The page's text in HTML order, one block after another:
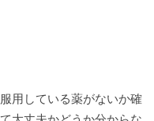
用している薬がないか確